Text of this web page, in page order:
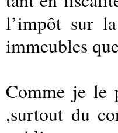
l’impôt sur
immeubles
Comme je le
,surtout du